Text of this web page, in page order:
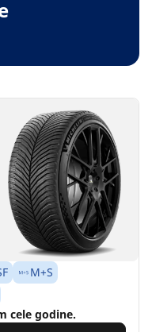
M+S
cele godine.